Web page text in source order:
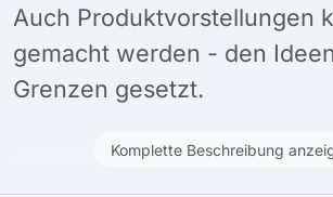
Auch Produktvorstellungen
gemacht werden - den
Grenzen gesetzt.
Komplette Beschreibung